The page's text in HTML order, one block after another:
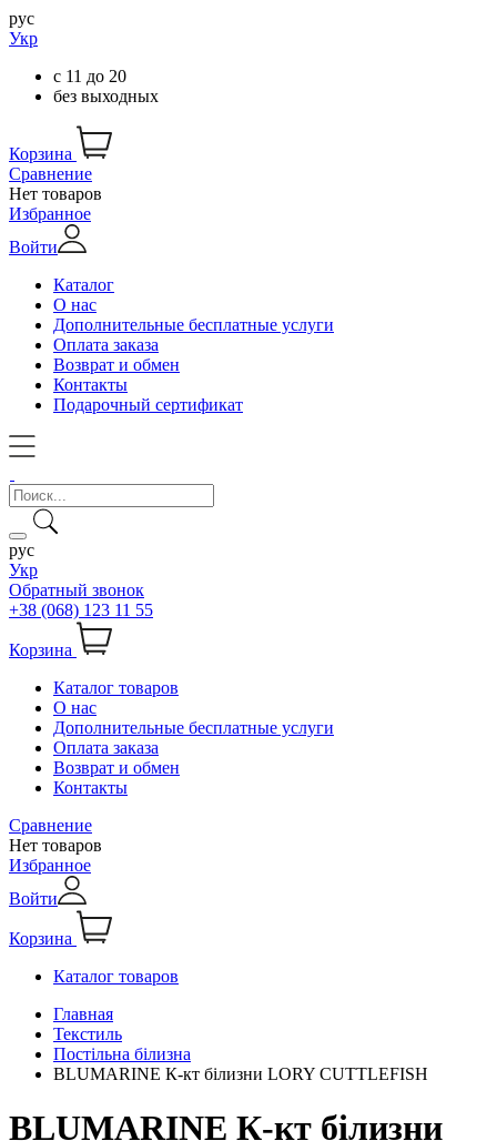
рус
Укр
с 11 до 20
без выходных
Корзина
Сравнение
Нет товаров
Избранное
Войти
Каталог
О нас
Дополнительные бесплатные услуги
Оплата заказа
Возврат и обмен
Контакты
Подарочный сертификат
рус
Укр
Обратный звонок
+38 (068) 123 11 55
Корзина
Каталог товаров
О нас
Дополнительные бесплатные услуги
Оплата заказа
Возврат и обмен
Контакты
Сравнение
Нет товаров
Избранное
Войти
Корзина
Каталог товаров
Главная
Текстиль
Постільна білизна
BLUMARINE К-кт білизни LORY CUTTLEFISH
BLUMARINE К-кт білизни